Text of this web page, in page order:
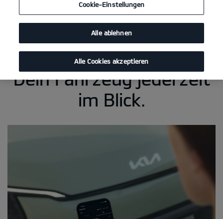
Cookie-Einstellungen
Alle ablehnen
Alle Cookies akzeptieren